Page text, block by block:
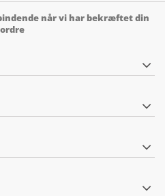
når vi har bekræftet din
ordre